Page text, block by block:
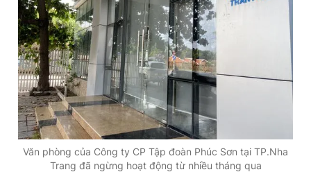
Tổng biên tập: Nguyễn Ngọc Toàn
Phó tổng biên tập thường trực: Hải Thành
Phó tổng biên tập: Lâm Hiếu Dũng
Phó tổng biên tập: Trần Việt Hưng
Tổng thư ký tòa soạn: Đức Trung
Giấy phép xuất bản số 110/GP - BTTTT cấp ngày 24.3.2020
© 2003-2026 Bản quyền thuộc về Báo Thanh Niên. Cấm sao
chép dưới mọi hình thức nếu không có sự chấp thuận bằng văn
bản. Phát triển bởi ePi Technologies, JSC.
Văn phòng của Công ty CP Tập đoàn Phúc Sơn tại TP.Nha
Trang đã ngừng hoạt động từ nhiều tháng qua